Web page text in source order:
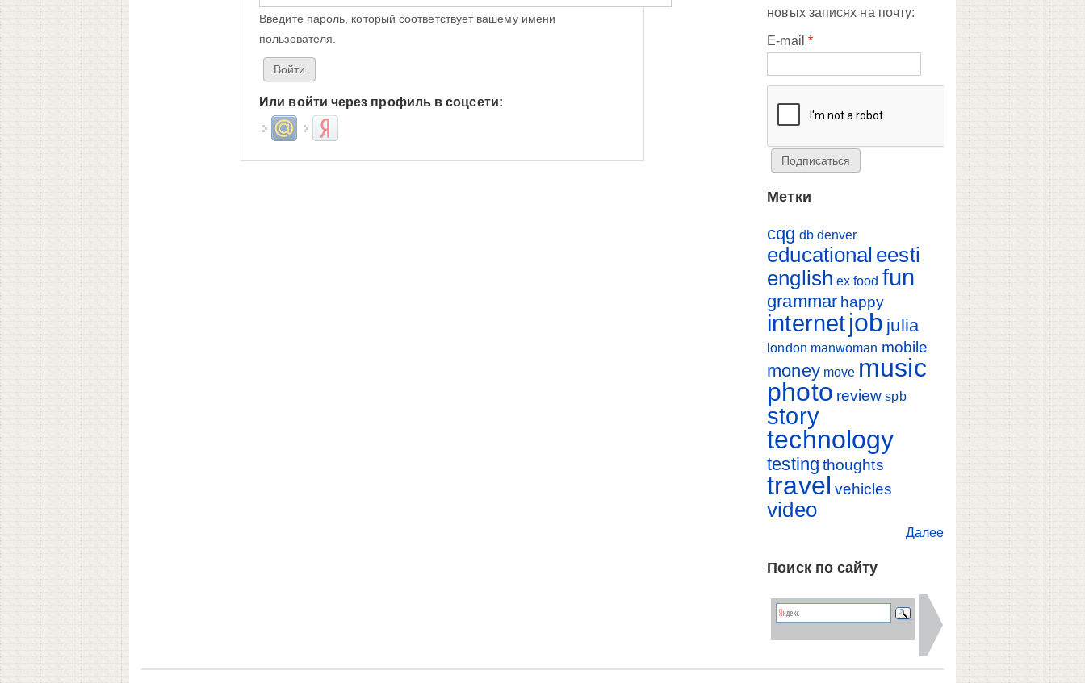
Введите пароль, который соответствует вашему имени
пользователя.
Или войти через профиль в соцсети:
Login with Mail.ruLogin with Яндекс
новых записях на почту:
E-mail *
Метки
cqg db denver
educational eesti
english ex food fun
grammar happy
internetjob julia
london manwoman mobile
money move music
photo review spb
story
technology
testing thoughts
travel vehicles
video
Далее
Поиск по сайту